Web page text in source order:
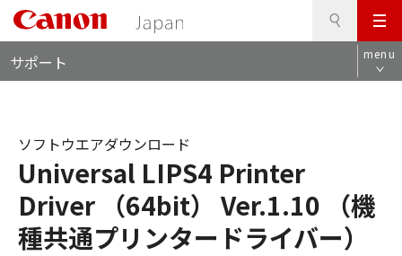
メ
ニ
ュ
サポート menu
Universal LIPS4 Printer
Driver （64bit） Ver.1.10 （機
種共通プリンタードライバー）
ソフトウエアダウンロード